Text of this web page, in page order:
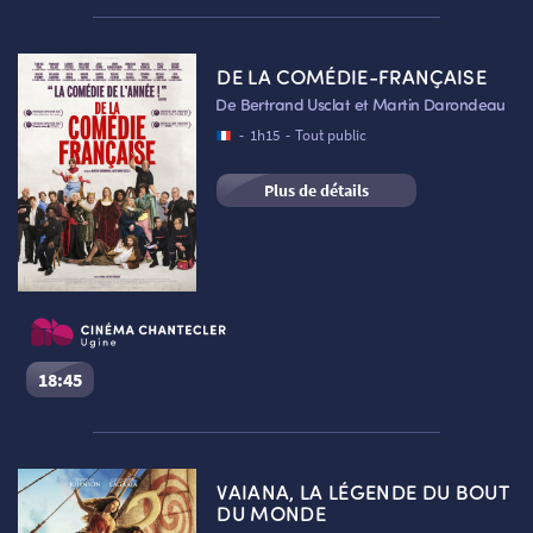
FILMS
RÉTRO VISION
ATELIERS PRATIQUES
VISITE DE CABINE
LES DISPOSITIFS NATIONAUX
HISTORIQUE
ADHÉRER
NOS SALLES
LE REX
Séance du06/08/2026 18:45 VF
Cinéma Le Chantecler – Ugine :Salle 2
Réserver une place
DE LA COMÉDIE-FRANÇAISE
De Bertrand Usclat et Martin Darondeau
- 1h15 - Tout public
Plus de détails
18:45
Séance du06/08/2026à 18:45 VF
Cinéma Le Chantecler – Ugine :Salle n°1
VAIANA, LA LÉGENDE DU BOUT
DU MONDE